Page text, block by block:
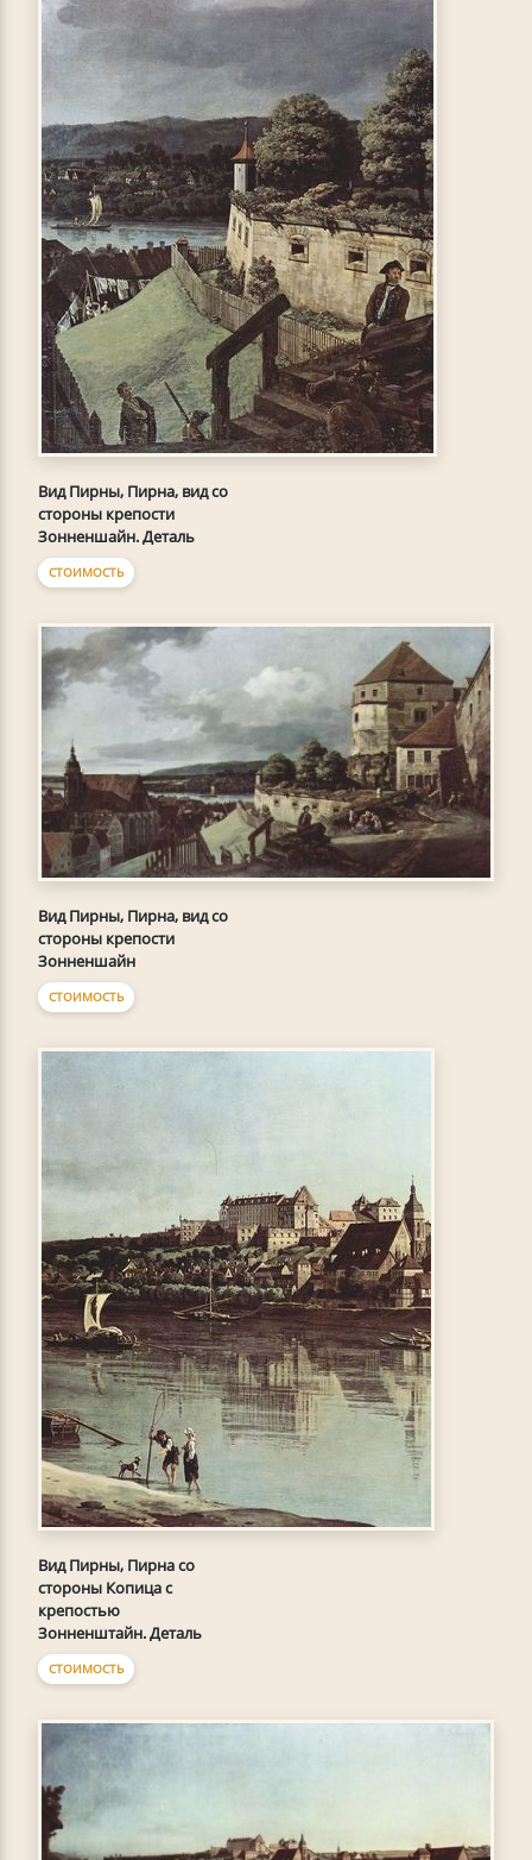
Вид Пирны, Пирна, вид со
стороны крепости
Зонненшайн. Деталь
СТОИМОСТЬ
Вид Пирны, Пирна, вид со
стороны крепости
Зонненшайн
СТОИМОСТЬ
Вид Пирны, Пирна со
стороны Копица с
крепостью
Зонненштайн. Деталь
СТОИМОСТЬ